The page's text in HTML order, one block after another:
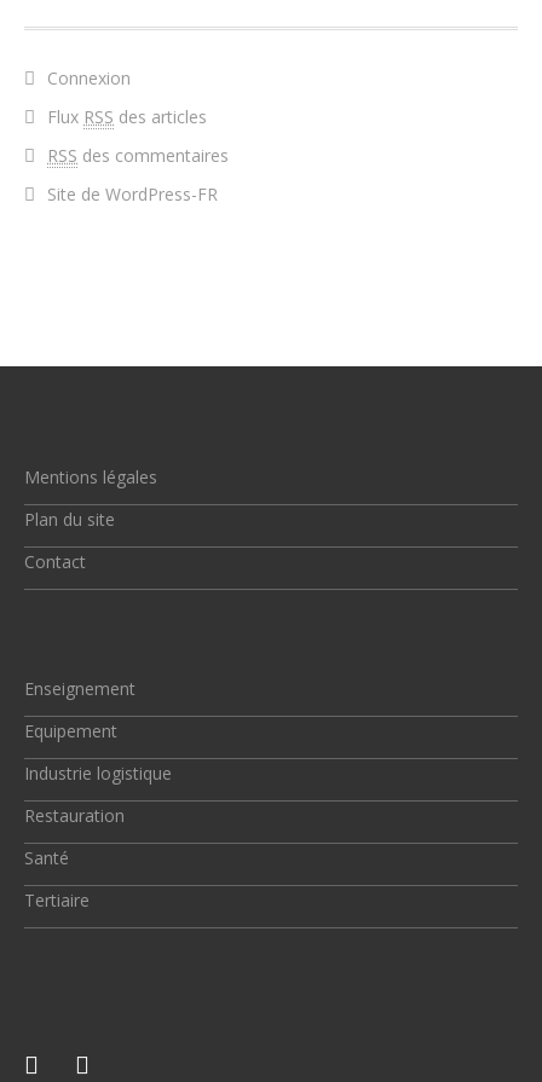
Connexion
Flux RSS des articles
RSS des commentaires
Site de WordPress-FR
Mentions légales
Plan du site
Contact
Enseignement
Equipement
Industrie logistique
Restauration
Santé
Tertiaire